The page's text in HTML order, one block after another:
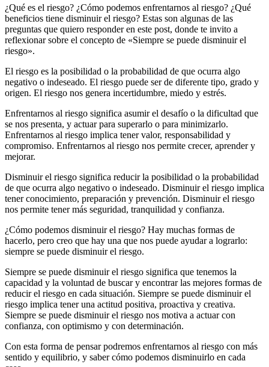
¿Qué es el riesgo? ¿Cómo podemos enfrentarnos al riesgo? ¿Qué
beneficios tiene disminuir el riesgo? Estas son algunas de las
preguntas que quiero responder en este post, donde te invito a
reflexionar sobre el concepto de «Siempre se puede disminuir el
riesgo».
El riesgo es la posibilidad o la probabilidad de que ocurra algo
negativo o indeseado. El riesgo puede ser de diferente tipo, grado y
origen. El riesgo nos genera incertidumbre, miedo y estrés.
Enfrentarnos al riesgo significa asumir el desafío o la dificultad que
se nos presenta, y actuar para superarlo o para minimizarlo.
Enfrentarnos al riesgo implica tener valor, responsabilidad y
compromiso. Enfrentarnos al riesgo nos permite crecer, aprender y
mejorar.
Disminuir el riesgo significa reducir la posibilidad o la probabilidad
de que ocurra algo negativo o indeseado. Disminuir el riesgo implica
tener conocimiento, preparación y prevención. Disminuir el riesgo
nos permite tener más seguridad, tranquilidad y confianza.
¿Cómo podemos disminuir el riesgo? Hay muchas formas de
hacerlo, pero creo que hay una que nos puede ayudar a lograrlo:
siempre se puede disminuir el riesgo.
Siempre se puede disminuir el riesgo significa que tenemos la
capacidad y la voluntad de buscar y encontrar las mejores formas de
reducir el riesgo en cada situación. Siempre se puede disminuir el
riesgo implica tener una actitud positiva, proactiva y creativa.
Siempre se puede disminuir el riesgo nos motiva a actuar con
confianza, con optimismo y con determinación.
Con esta forma de pensar podremos enfrentarnos al riesgo con más
sentido y equilibrio, y saber cómo podemos disminuirlo en cada